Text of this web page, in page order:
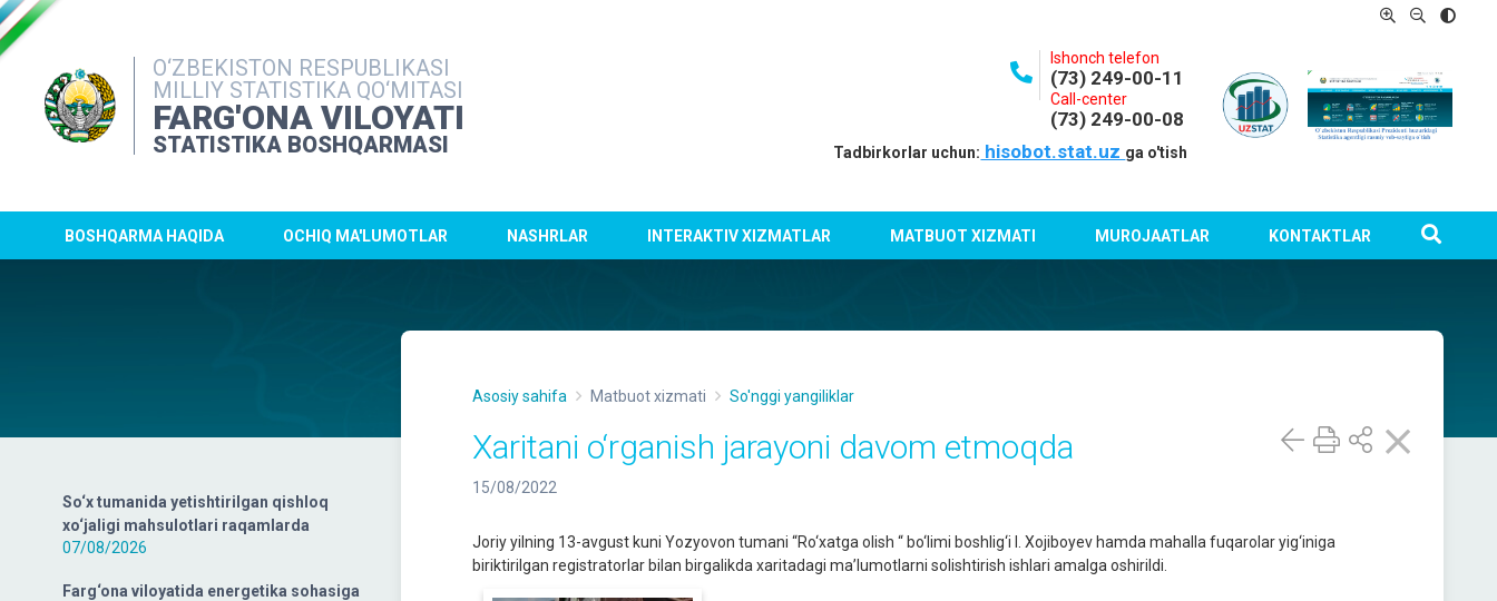
O‘ZBEKISTON RESPUBLIKASI
MILLIY STATISTIKA QO‘MITASI
FARG'ONA VILOYATI
STATISTIKA BOSHQARMASI
Ishonch telefon
(73) 249-00-11
Call-center
(73) 249-00-08
Tadbirkorlar uchun: hisobot.stat.uz ga o'tish
BOSHQARMA HAQIDA OCHIQ MA'LUMOTLAR NASHRLAR INTERAKTIV XIZMATLAR MATBUOT XIZMATI MUROJAATLAR KONTAKTLAR
So‘x tumanida yetishtirilgan qishloq
xo‘jaligi mahsulotlari raqamlarda
07/08/2026
Farg‘ona viloyatida energetika sohasiga
Asosiy sahifa Matbuot xizmati So'nggi yangiliklar
Xaritani o‘rganish jarayoni davom etmoqda
15/08/2022
Joriy yilning 13-avgust kuni Yozyovon tumani “Ro‘xatga olish “ bo‘limi boshlig‘i I. Xojiboyev hamda mahalla fuqarolar yig‘iniga
biriktirilgan registratorlar bilan birgalikda xaritadagi ma’lumotlarni solishtirish ishlari amalga oshirildi.